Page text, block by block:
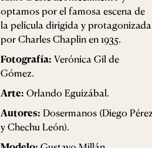
optamos por el famosa escena de
la película dirigida y protagonizada
por Charles Chaplin en 1935.
Fotografía: Verónica Gil de
Gómez.
Arte: Orlando Eguizábal.
Autores: Dosermanos (Diego
y Chechu León).